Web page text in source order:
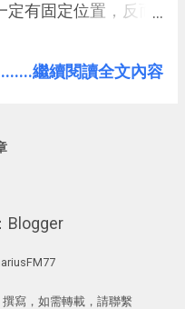
有固定位置，反而
。 搜尋，是更好的整
繼續閱讀全文內容
Blogger
寫，如需轉載，請聯繫